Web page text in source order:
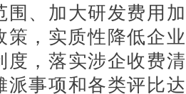
围、加大研发费用
策，实质性降低企
度，落实涉企收费
派事项和各类评比